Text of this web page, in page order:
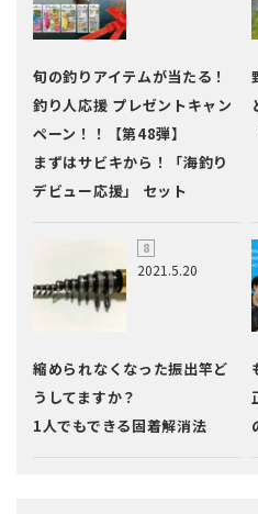
旬の釣りアイテムが当たる！
釣り人応援 プレゼントキャン
ペーン！！【第48弾】
まずはサビキから！「海釣り
デビュー応援」 セット
2021.5.20
縮められなくなった振出竿ど
うしてますか？
1人でもできる固着解消法